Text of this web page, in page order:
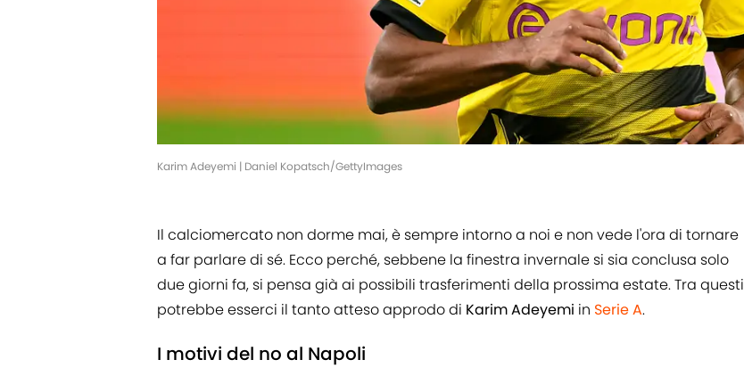
Karim Adeyemi | Daniel Kopatsch/GettyImages
Il calciomercato non dorme mai, è sempre intorno a noi e non vede l'ora di tornare
a far parlare di sé. Ecco perché, sebbene la finestra invernale si sia conclusa solo
due giorni fa, si pensa già ai possibili trasferimenti della prossima estate. Tra questi
potrebbe esserci il tanto atteso approdo di Karim Adeyemi in Serie A.
I motivi del no al Napoli